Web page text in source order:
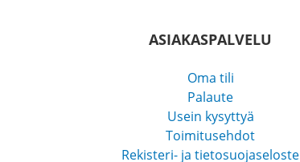
ASIAKASPALVELU
Oma tili
Palaute
Usein kysyttyä
Toimitusehdot
Rekisteri- ja tietosuojaseloste